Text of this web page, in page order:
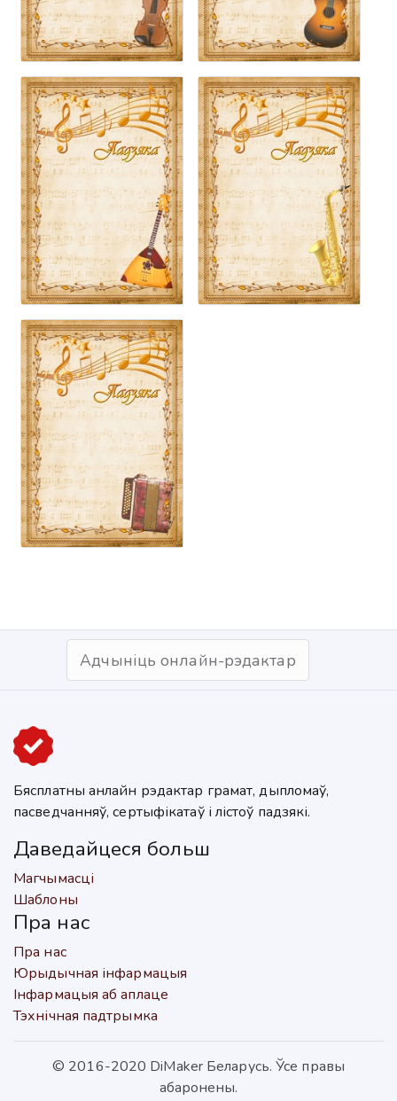
Адчыніць онлайн-рэдактар
Бясплатны анлайн рэдактар грамат, дыпломаў,
пасведчанняў, сертыфікатаў і лістоў падзякі.
Даведайцеся больш
Магчымасці
Шаблоны
Пра нас
Пра нас
Юрыдычная інфармацыя
Інфармацыя аб аплаце
Тэхнічная падтрымка
© 2016-2020 DiMaker Беларусь. Ўсе правы
абаронены.